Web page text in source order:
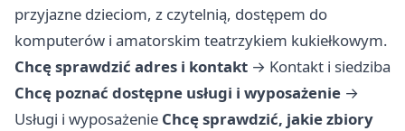
przyjazne dzieciom, z czytelnią, dostępem do
komputerów i amatorskim teatrzykiem kukiełkowym.
Chcę sprawdzić adres i kontakt → Kontakt i siedziba
Chcę poznać dostępne usługi i wyposażenie →
Usługi i wyposażenie Chcę sprawdzić, jakie zbiory